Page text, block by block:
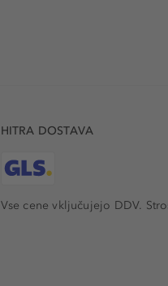
HITRA DOSTAVA
Vse cene vključujejo DDV.